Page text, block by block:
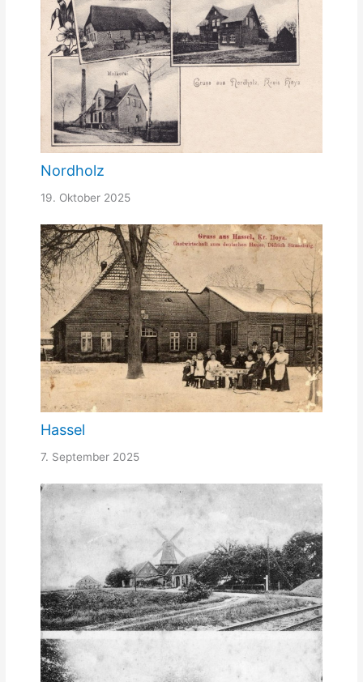
Nordholz
19. Oktober 2025
Hassel
7. September 2025